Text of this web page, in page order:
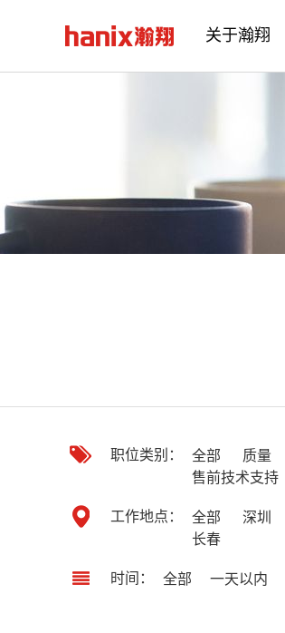
关于瀚翔
职位类别： 全部 质量
售前技术支持
工作地点： 全部 深圳
长春
时间： 全部 一天以内